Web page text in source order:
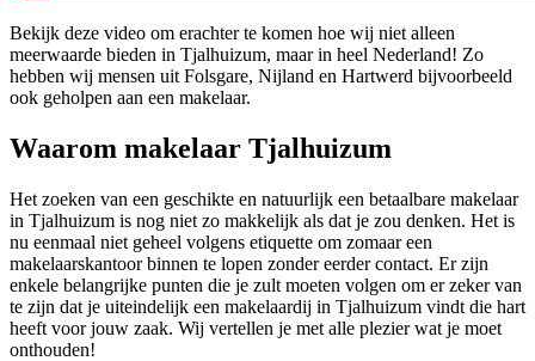
Bekijk deze video om erachter te komen hoe wij niet alleen
meerwaarde bieden in Tjalhuizum, maar in heel Nederland! Zo
hebben wij mensen uit Folsgare, Nijland en Hartwerd bijvoorbeeld
ook geholpen aan een makelaar.
Waarom makelaar Tjalhuizum
Het zoeken van een geschikte en natuurlijk een betaalbare makelaar
in Tjalhuizum is nog niet zo makkelijk als dat je zou denken. Het is
nu eenmaal niet geheel volgens etiquette om zomaar een
makelaarskantoor binnen te lopen zonder eerder contact. Er zijn
enkele belangrijke punten die je zult moeten volgen om er zeker van
te zijn dat je uiteindelijk een makelaardij in Tjalhuizum vindt die hart
heeft voor jouw zaak. Wij vertellen je met alle plezier wat je moet
onthouden!